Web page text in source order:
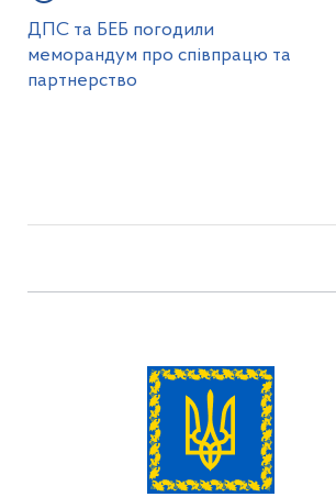
ДПС та БЕБ погодили
меморандум про співпрацю та
партнерство